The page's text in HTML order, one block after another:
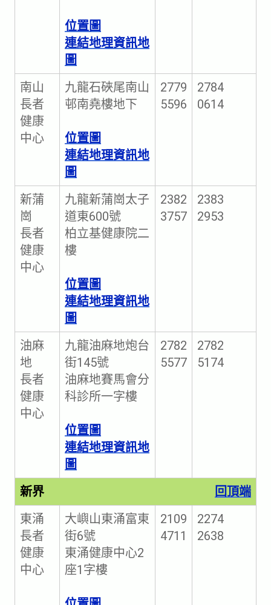
位置圖
連結地理資訊地
圖
南山
長者
健康
中心
九龍石硤尾南山
邨南堯樓地下
位置圖
連結地理資訊地
圖
2779
5596
2784
0614
新蒲
崗
長者
健康
中心
九龍新蒲崗太子
道東600號
柏立基健康院二
樓
位置圖
連結地理資訊地
圖
2382
3757
2383
2953
油麻
地
長者
健康
中心
九龍油麻地炮台
街145號
油麻地賽馬會分
科診所一字樓
位置圖
連結地理資訊地
圖
2782
5577
2782
5174
新界
回頂端
東涌
長者
健康
中心
大嶼山東涌富東
街6號
東涌健康中心2
座1字樓
2109
4711
2274
2638